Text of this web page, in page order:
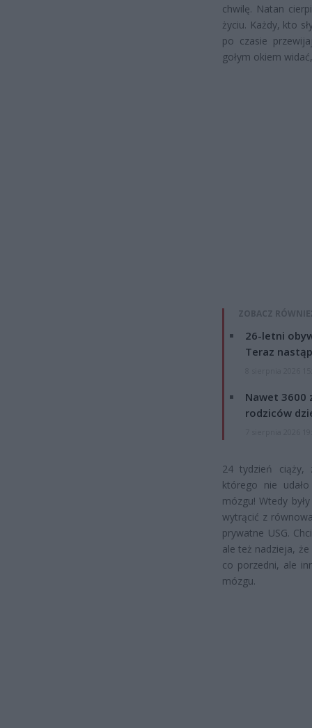
chwilę. Natan
życiu. Każdy, kto
po czasie
gołym okiem
ZOBACZ
26-letni
Teraz
Nawet 3600
rodziców
24 tydzień ciąży,
którego nie
mózgu! Wtedy
wytrącić z
prywatne USG.
ale też nadzieja,
co porzedni, ale
mózgu.